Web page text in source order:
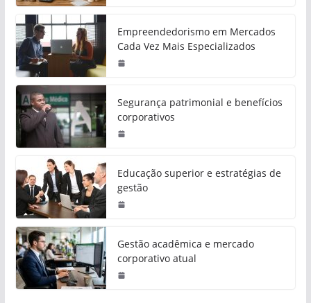
Empreendedorismo em Mercados
Cada Vez Mais Especializados
Segurança patrimonial e benefícios
corporativos
Educação superior e estratégias de
gestão
Gestão acadêmica e mercado
corporativo atual